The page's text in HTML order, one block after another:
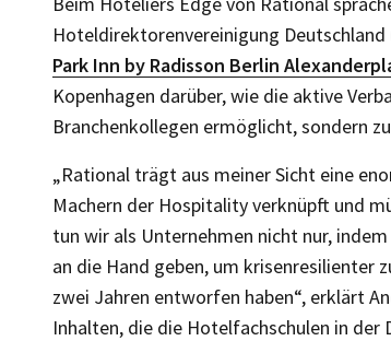
Hoteldirektorenvereinigung Deutschland
Park Inn by Radisson Berlin
Kopenhagen da­rüber, wie die aktive
Branchenkollegen ermöglicht, sondern
„Rational trägt aus meiner Sicht eine
Machern der Hospitality verknüpft und
tun wir als Unternehmen nicht nur,
an die Hand geben, um krisenresilienter
zwei Jahren entworfen haben“, erklärt
Inhalten, die die Hotelfachschulen in der